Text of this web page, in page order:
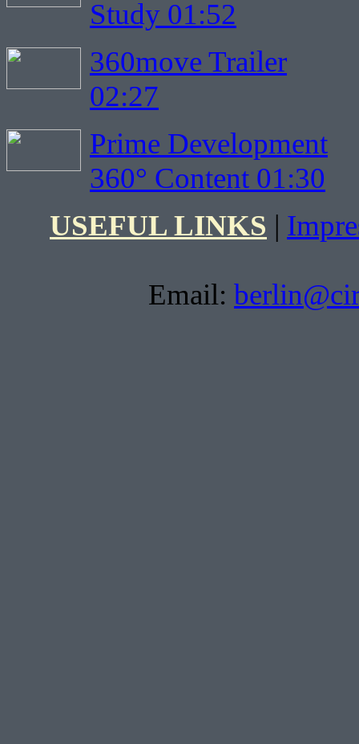
Study 01:52
360move Trailer
02:27
Prime Development
360° Content 01:30
USEFUL LINKS |
Email: